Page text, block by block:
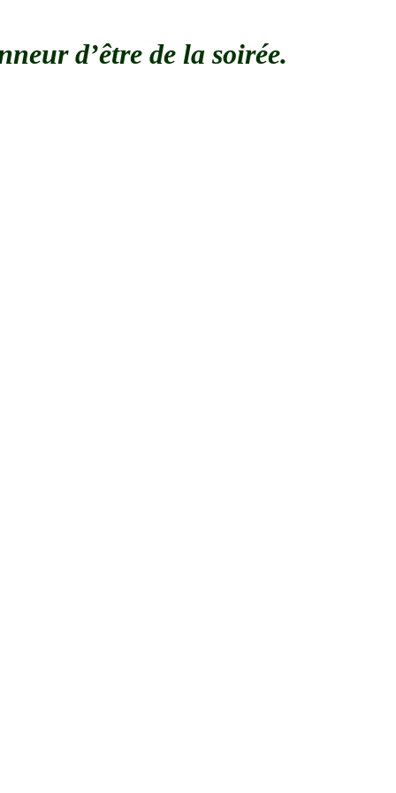
d’être de la soirée.